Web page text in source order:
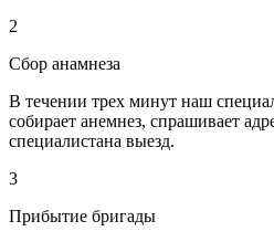
2
Сбор анамнеза
В течении трех минут наш
собирает анемнез, спрашивает
специалистана выезд.
3
Прибытие бригады